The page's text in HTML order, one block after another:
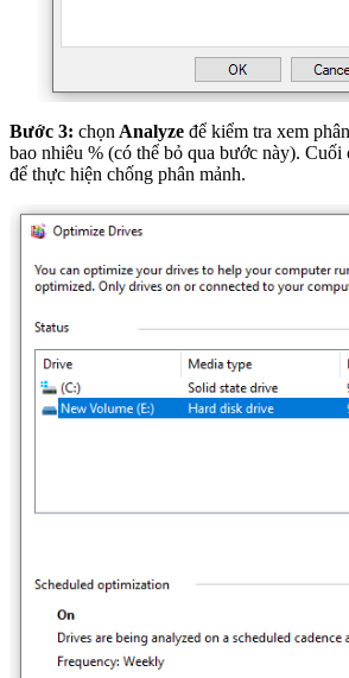
Bước 3: chọn Analyze để kiểm tra xem
bao nhiêu % (có thể bỏ qua bước này). Cuối
để thực hiện chống phân mảnh.